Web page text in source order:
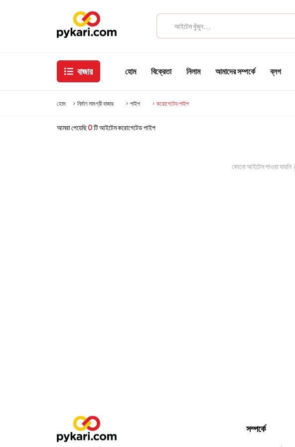
বাজার হোম বিক্রেতা নিলাম আমাদের সম্পর্কে ব্লগ
হোম নির্মাণ সামগ্রী বাজার পাইপ করোগেটেড পাইপ
আমরা পেয়েছি0টি আইটেম করোগেটেড পাইপ
কোনো আইটেম পাওয়া যায়নি।
সম্পর্কে